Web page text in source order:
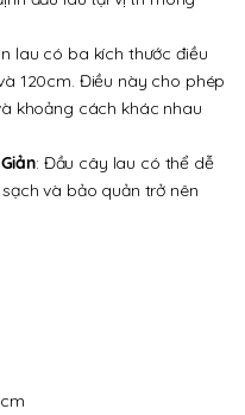
lau có ba kích thước điều
120cm. Điều này cho phép
khoảng cách khác nhau
: Đầu cây lau có thể dễ
và bảo quản trở nên